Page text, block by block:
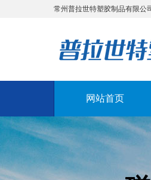
常州普拉世特塑胶制品有限公
网站首页